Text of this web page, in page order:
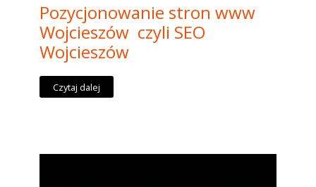
Pozycjonowanie stron www
Wojcieszów czyli SEO
Wojcieszów
Czytaj dalej